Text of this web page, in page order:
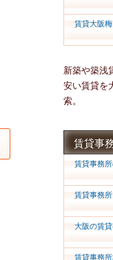
賃貸大阪
新築や築浅
安い賃貸を
索。
賃貸事
賃貸事務
賃貸事務所
大阪の賃
賃貸事務